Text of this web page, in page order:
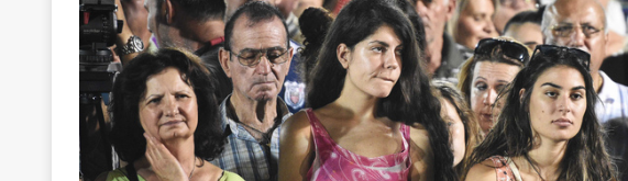
των δύο κομμάτων και όχι Ανδρουλάκη -Τσίπρα.
ΑΠΟΨΕΙΣ
[ 3 Αυγούστου 2026 ] Η τραγωδία της δημοκρατικής παράταξης: Ο λαός
μπορούν να φέρουν την αλλαγή
ΠΡΟΕΚΤΑΣΕΙΣ
[ 3 Αυγούστου 2026 ] Γιατί λιγοστεύουν «τα χρόνια της αθωότητας;»
εμβληματικό «Πολίτη Κέιν»
ΠΑΡΕΜΒΑΣΕΙΣ